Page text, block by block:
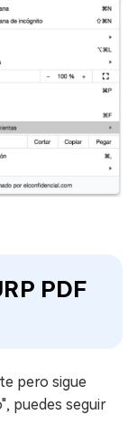
PDF
pero sigue
puedes seguir